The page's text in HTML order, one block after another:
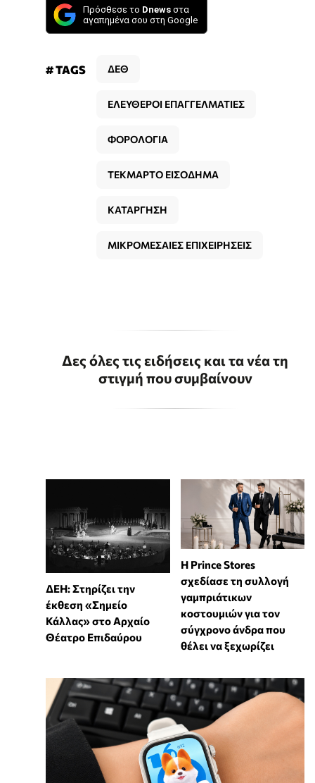
Πρόσθεσε το Dnews στα
αγαπημένα σου στη Google
# TAGS ΔΕΘ
ΕΛΕΥΘΕΡΟΙ ΕΠΑΓΓΕΛΜΑΤΙΕΣ
ΦΟΡΟΛΟΓΙΑ
ΤΕΚΜΑΡΤΟ ΕΙΣΟΔΗΜΑ
ΚΑΤΑΡΓΗΣΗ
ΜΙΚΡΟΜΕΣΑΙΕΣ ΕΠΙΧΕΙΡΗΣΕΙΣ
Δες όλες τις ειδήσεις και τα νέα τη
στιγμή που συμβαίνουν
ΔΕΗ: Στηρίζει την
έκθεση «Σημείο
Κάλλας» στο Αρχαίο
Θέατρο Επιδαύρου
Η Prince Stores
σχεδίασε τη συλλογή
γαμπριάτικων
κοστουμιών για τον
σύγχρονο άνδρα που
θέλει να ξεχωρίζει